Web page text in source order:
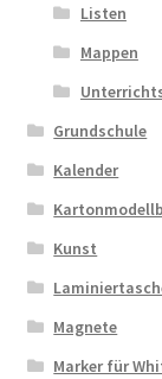
Listen
Mappen
Grundschule
Kalender
Kunst
Magnete
Marker für